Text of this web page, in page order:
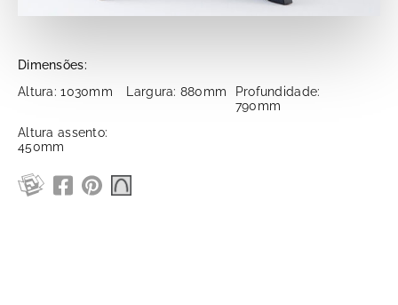
Dimensões:
Altura: 1030mm
Largura: 880mm
Profundidade:
790mm
Altura assento:
450mm